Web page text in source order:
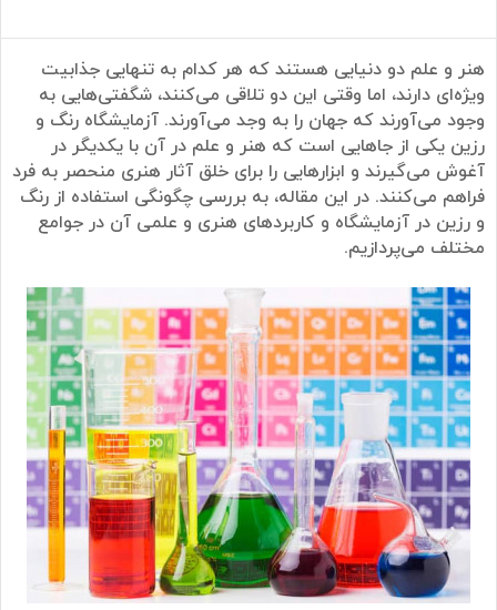
هنر و علم دو دنیایی هستند که هر کدام به تنهایی جذابیت
ویژه‌ای دارند، اما وقتی این دو تلاقی می‌کنند، شگفتی‌هایی به
وجود می‌آورند که جهان را به وجد می‌آورند. آزمایشگاه رنگ و
رزین یکی از جاهایی است که هنر و علم در آن با یکدیگر در
آغوش می‌گیرند و ابزارهایی را برای خلق آثار هنری منحصر به فرد
فراهم می‌کنند. در این مقاله، به بررسی چگونگی استفاده از رنگ
و رزین در آزمایشگاه و کاربردهای هنری و علمی آن در جوامع
مختلف می‌پردازیم.